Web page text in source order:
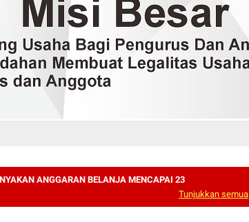
ANGGARAN BELANJA MENCAPAI 23
Tunjukkan semua